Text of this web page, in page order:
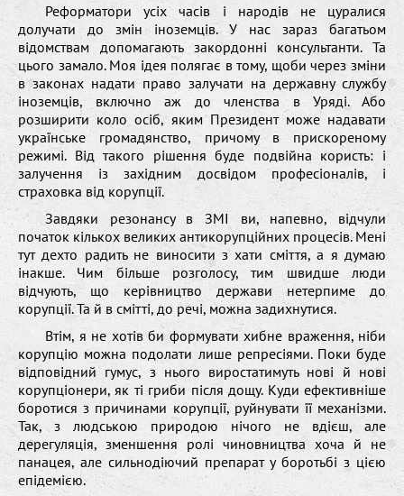
Реформатори усіх часів і народів не цуралися
долучати до змін іноземців. У нас зараз багатьом
відомствам допомагають закордонні консультанти. Та
цього замало. Моя ідея полягає в тому, щоби через зміни
в законах надати право залучати на державну службу
іноземців, включно аж до членства в Уряді. Або
розширити коло осіб, яким Президент може надавати
українське громадянство, причому в прискореному
режимі. Від такого рішення буде подвійна користь: і
залучення із західним досвідом професіоналів, і
страховка від корупції.
Завдяки резонансу в ЗМІ ви, напевно, відчули
початок кількох великих антикорупційних процесів. Мені
тут дехто радить не виносити з хати сміття, а я думаю
інакше. Чим більше розголосу, тим швидше люди
відчують, що керівництво держави нетерпиме до
корупції. Та й в смітті, до речі, можна задихнутися.
Втім, я не хотів би формувати хибне враження, ніби
корупцію можна подолати лише репресіями. Поки буде
відповідний гумус, з нього виростатимуть нові й нові
корупціонери, як ті гриби після дощу. Куди ефективніше
боротися з причинами корупції, руйнувати її механізми.
Так, з людською природою нічого не вдієш, але
дерегуляція, зменшення ролі чиновництва хоча й не
панацея, але сильнодіючий препарат у боротьбі з цією
епідемією.